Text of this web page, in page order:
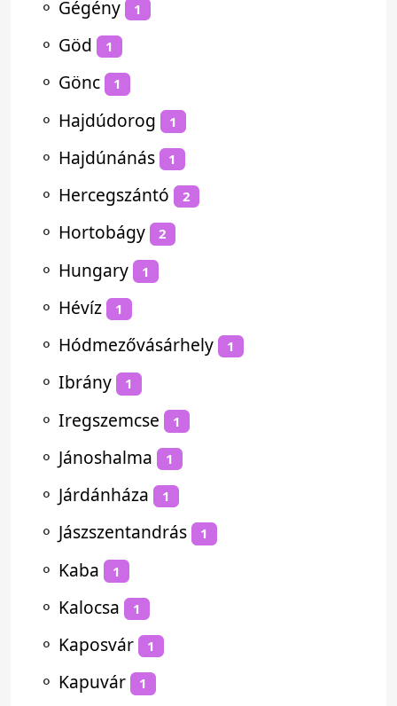
⚬ Gégény 1
⚬ Göd 1
⚬ Gönc 1
⚬ Hajdúdorog 1
⚬ Hajdúnánás 1
⚬ Hercegszántó 2
⚬ Hortobágy 2
⚬ Hungary 1
⚬ Hévíz 1
⚬ Hódmezővásárhely 1
⚬ Ibrány 1
⚬ Iregszemcse 1
⚬ Jánoshalma 1
⚬ Járdánháza 1
⚬ Jászszentandrás 1
⚬ Kaba 1
⚬ Kalocsa 1
⚬ Kaposvár 1
⚬ Kapuvár 1